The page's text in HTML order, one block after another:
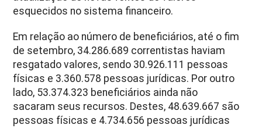
esquecidos no sistema financeiro.
Em relação ao número de beneficiários, até o fim
de setembro, 34.286.689 correntistas haviam
resgatado valores, sendo 30.926.111 pessoas
físicas e 3.360.578 pessoas jurídicas. Por outro
lado, 53.374.323 beneficiários ainda não
sacaram seus recursos. Destes, 48.639.667 são
pessoas físicas e 4.734.656 pessoas jurídicas